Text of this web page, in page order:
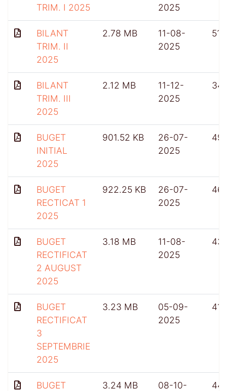
TRIM. I 2025
2025
BILANT
TRIM. II
2025
2.78 MB
11-08-
2025
518
BILANT
TRIM. III
2025
2.12 MB
11-12-
2025
BUGET
INITIAL
2025
901.52 KB
26-07-
2025
BUGET
RECTICAT 1
2025
922.25 KB
26-07-
2025
BUGET
RECTIFICAT
2 AUGUST
2025
3.18 MB
11-08-
2025
431
BUGET
RECTIFICAT
3
SEPTEMBRIE
2025
3.23 MB
05-09-
2025
415
BUGET
3.24 MB
08-10-
441